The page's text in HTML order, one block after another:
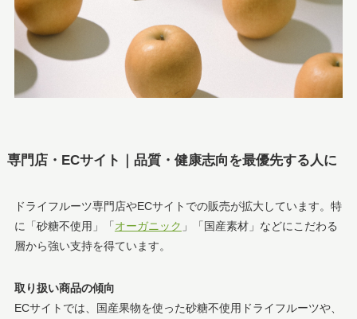
専門店・ECサイト｜品質・健康志向を最優先する人に
ドライフルーツ専門店やECサイトでの販売が拡大しています。特
に「砂糖不使用」「オーガニック 」「国産素材」などにこだわる
層から強い支持を得ています。
取り扱い商品の傾向
ECサイトでは、国産果物を使った砂糖不使用ドライフルーツや、